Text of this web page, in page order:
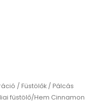
/Füstölők /Pálcás
füstölő/Hem Cinnamon